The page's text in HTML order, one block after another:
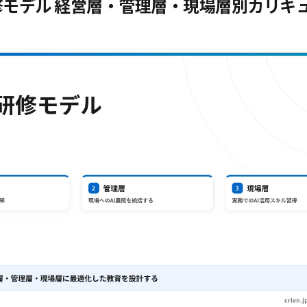
デル 経営層・管理層・現場層別カリキ